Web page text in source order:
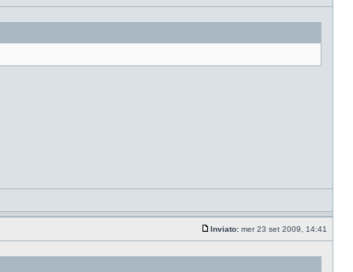
Inviato: mer 23 set 2009, 14:41